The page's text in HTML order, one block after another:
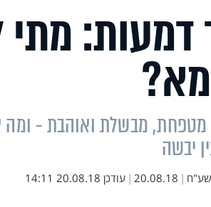
מבשלת ואוהבת -
יבשה
|
20.08.18
| עודכן 20.08.18 14:11